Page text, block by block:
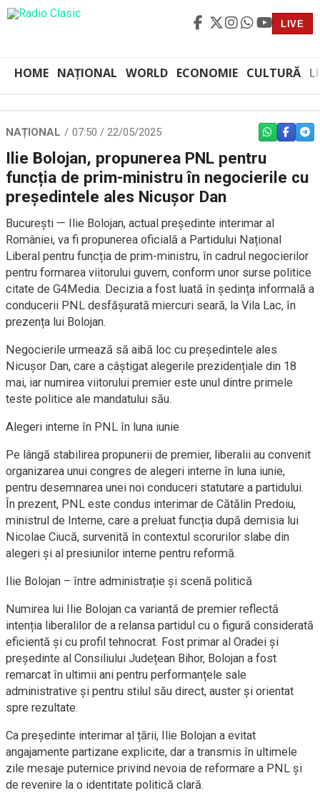
LIVE
HOME NAȚIONAL WORLD ECONOMIE CULTURĂ
NAȚIONAL 07:50 / 22/05/2025 WHATSAPP
Ilie Bolojan, propunerea PNL pentru
funcția de prim-ministru în negocierile cu
președintele ales Nicușor Dan
București — Ilie Bolojan, actual președinte interimar al
României, va fi propunerea oficială a Partidului Național
Liberal pentru funcția de prim-ministru, în cadrul negocierilor
pentru formarea viitorului guvern, conform unor surse politice
citate de G4Media. Decizia a fost luată în ședința informală a
conducerii PNL desfășurată miercuri seară, la Vila Lac, în
prezența lui Bolojan.
Negocierile urmează să aibă loc cu președintele ales
Nicușor Dan, care a câștigat alegerile prezidențiale din 18
mai, iar numirea viitorului premier este unul dintre primele
teste politice ale mandatului său.
Alegeri interne în PNL în luna iunie
Pe lângă stabilirea propunerii de premier, liberalii au convenit
organizarea unui congres de alegeri interne în luna iunie,
pentru desemnarea unei noi conduceri statutare a partidului.
În prezent, PNL este condus interimar de Cătălin Predoiu,
ministrul de Interne, care a preluat funcția după demisia lui
Nicolae Ciucă, survenită în contextul scorurilor slabe din
alegeri și al presiunilor interne pentru reformă.
Ilie Bolojan – între administrație și scenă politică
Numirea lui Ilie Bolojan ca variantă de premier reflectă
intenția liberalilor de a relansa partidul cu o figură considerată
eficientă și cu profil tehnocrat. Fost primar al Oradei și
președinte al Consiliului Județean Bihor, Bolojan a fost
remarcat în ultimii ani pentru performanțele sale
administrative și pentru stilul său direct, auster și orientat
spre rezultate.
Ca președinte interimar al țării, Ilie Bolojan a evitat
angajamente partizane explicite, dar a transmis în ultimele
zile mesaje puternice privind nevoia de reformare a PNL și
de revenire la o identitate politică clară.